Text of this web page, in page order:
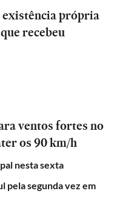
própria
recebeu
ventos fortes no
os 90 km/h
nesta sexta
pela segunda vez em